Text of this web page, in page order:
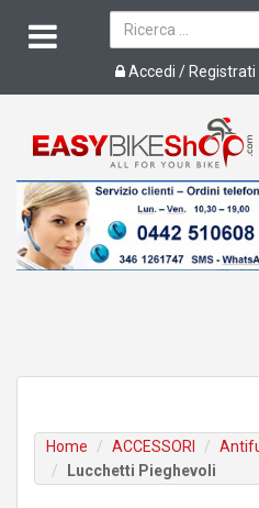
Accedi / Registrati
Home ACCESSORI
Lucchetti Pieghevoli